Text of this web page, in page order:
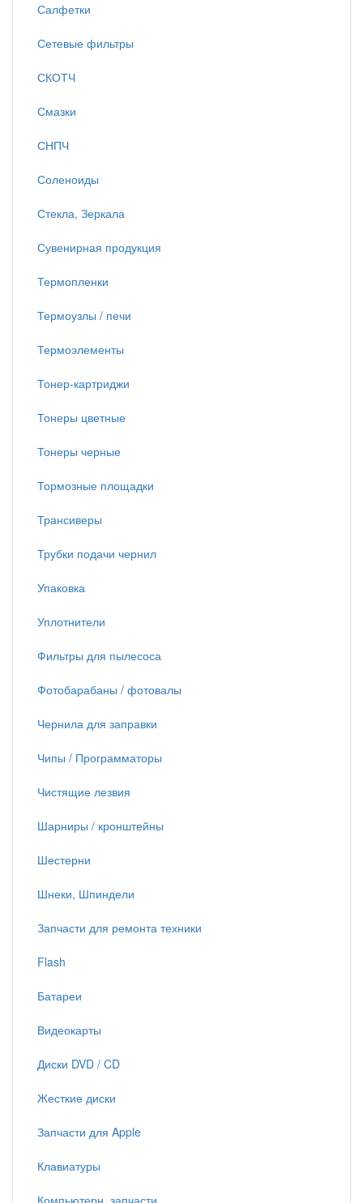
Салфетки
Сетевые фильтры
СКОТЧ
Смазки
СНПЧ
Соленоиды
Стекла, Зеркала
Сувенирная продукция
Термопленки
Термоузлы / печи
Термоэлементы
Тонер-картриджи
Тонеры цветные
Тонеры черные
Тормозные площадки
Трансиверы
Трубки подачи чернил
Упаковка
Уплотнители
Фильтры для пылесоса
Фотобарабаны / фотовалы
Чернила для заправки
Чипы / Программаторы
Чистящие лезвия
Шарниры / кронштейны
Шестерни
Шнеки, Шпиндели
Запчасти для ремонта техники
Flash
Батареи
Видеокарты
Диски DVD / CD
Жесткие диски
Запчасти для Apple
Клавиатуры
Компьютерн. запчасти